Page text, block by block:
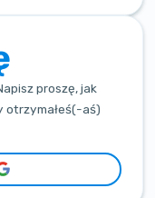
proszę, jak
otrzymałeś(-aś)